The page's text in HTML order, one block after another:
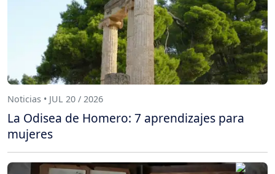
Noticias • JUL 20 / 2026
La Odisea de Homero: 7 aprendizajes para
mujeres